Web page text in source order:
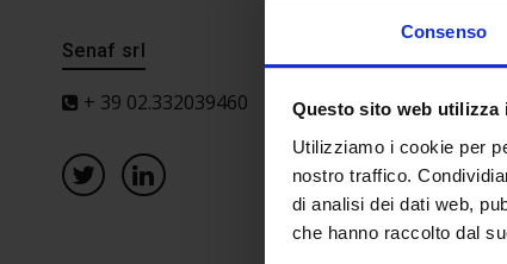
Consenso
Questo sito web utilizza
Utilizziamo i cookie per
nostro traffico.
di analisi dei dati web,
che hanno raccolto dal
Senaf srl
+ 39 02.332039460